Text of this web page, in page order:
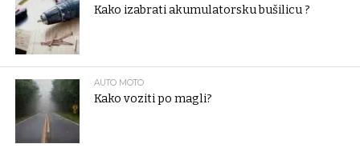
Kako izabrati akumulatorsku bušilicu ?
AUTO MOTO
Kako voziti po magli?